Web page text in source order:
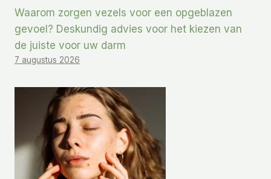
Waarom zorgen vezels voor een opgeblazen
gevoel? Deskundig advies voor het kiezen van
de juiste voor uw darm
7 augustus 2026